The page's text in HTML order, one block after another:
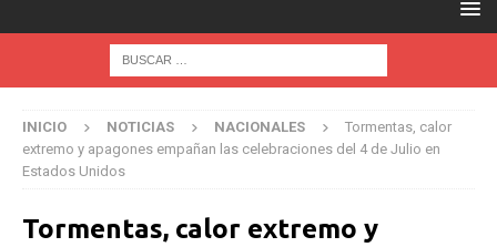
INICIO NOTICIAS NACIONALES
Tormentas, calor
extremo y apagones empañan las celebraciones del 4 de Julio en
Estados Unidos
Tormentas, calor extremo y